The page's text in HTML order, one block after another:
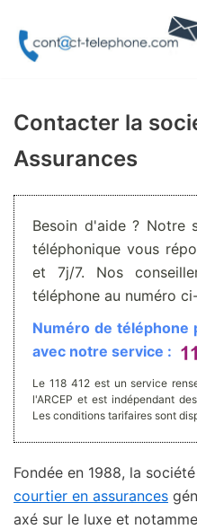
Aller
Contacter la
Assurances
Besoin d'aide ? Notre
téléphonique vous
et 7j/7. Nos
téléphone au numéro
Numéro de téléphone
avec notre service :
Le 118 412 est un service
l'ARCEP et est indépendant
Les conditions tarifaires sont
Fondée en 1988, la
courtier en assurances
axé sur le luxe et